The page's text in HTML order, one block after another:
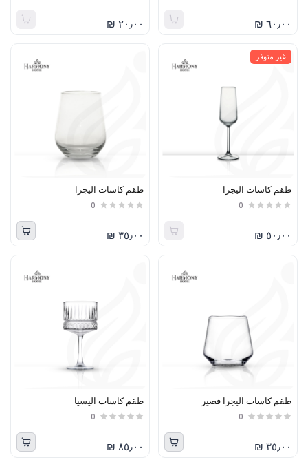
٦٠٫٠٠ ₪ ٢٠٫٠٠ ₪
غير متوفر
طقم كاسات اليجرا
0
٥٠٫٠٠ ₪
طقم كاسات اليجرا
0
٣٥٫٠٠ ₪
طقم كاسات اليجرا قصير
0
٣٥٫٠٠ ₪
طقم كاسات اليسيا
0
٨٥٫٠٠ ₪